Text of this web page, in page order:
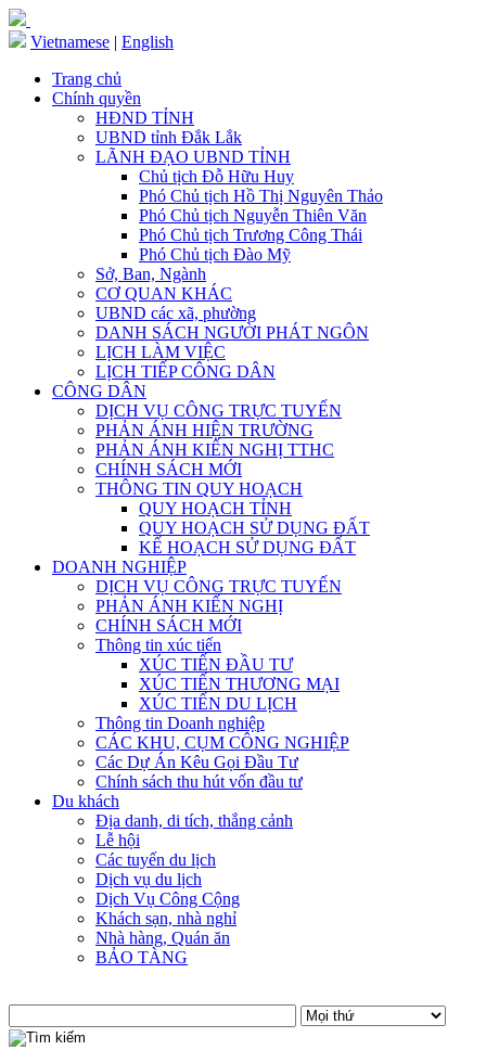
Vietnamese | English
Trang chủ
Chính quyền
HĐND TỈNH
UBND tỉnh Đắk Lắk
LÃNH ĐẠO UBND TỈNH
Chủ tịch Đỗ Hữu Huy
Phó Chủ tịch Hồ Thị Nguyên Thảo
Phó Chủ tịch Nguyễn Thiên Văn
Phó Chủ tịch Trương Công Thái
Phó Chủ tịch Đào Mỹ
Sở, Ban, Ngành
CƠ QUAN KHÁC
UBND các xã, phường
DANH SÁCH NGƯỜI PHÁT NGÔN
LỊCH LÀM VIỆC
LỊCH TIẾP CÔNG DÂN
CÔNG DÂN
DỊCH VỤ CÔNG TRỰC TUYẾN
PHẢN ÁNH HIỆN TRƯỜNG
PHẢN ÁNH KIẾN NGHỊ TTHC
CHÍNH SÁCH MỚI
THÔNG TIN QUY HOẠCH
QUY HOẠCH TỈNH
QUY HOẠCH SỬ DỤNG ĐẤT
KẾ HOẠCH SỬ DỤNG ĐẤT
DOANH NGHIỆP
DỊCH VỤ CÔNG TRỰC TUYẾN
PHẢN ÁNH KIẾN NGHỊ
CHÍNH SÁCH MỚI
Thông tin xúc tiến
XÚC TIẾN ĐẦU TƯ
XÚC TIẾN THƯƠNG MẠI
XÚC TIẾN DU LỊCH
Thông tin Doanh nghiệp
CÁC KHU, CỤM CÔNG NGHIỆP
Các Dự Án Kêu Gọi Đầu Tư
Chính sách thu hút vốn đầu tư
Du khách
Địa danh, di tích, thắng cảnh
Lễ hội
Các tuyến du lịch
Dịch vụ du lịch
Dịch Vụ Công Cộng
Khách sạn, nhà nghỉ
Nhà hàng, Quán ăn
BẢO TÀNG